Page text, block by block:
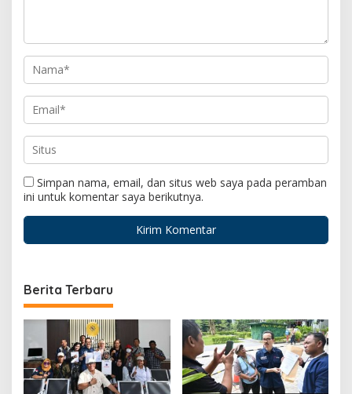
Simpan nama, email, dan situs web saya pada peramban
ini untuk komentar saya berikutnya.
Berita Terbaru